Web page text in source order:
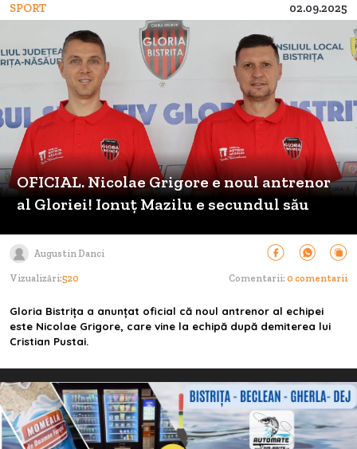
SPORT 02.09.2025
OFICIAL. Nicolae Grigore e noul antrenor
al Gloriei! Ionuț Mazilu e secundul său
Augustin Danci
Vizualizări:520 Comentarii: 0 comentarii
Gloria Bistrița a anunțat oficial că noul antrenor al echipei
este Nicolae Grigore, care vine la echipă după demiterea lui
Cristian Pustai.